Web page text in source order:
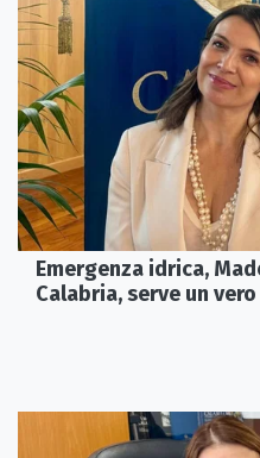
Emergenza idrica,
Calabria, serve un